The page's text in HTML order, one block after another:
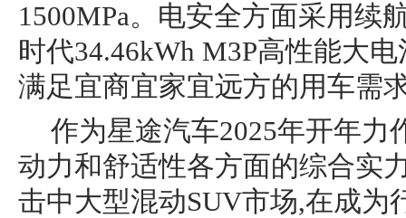
1500MPa。电安全方面采用续
时代34.46kWh M3P高性能大
满足宜商宜家宜远方的用车需
作为星途汽车2025年开年力
动力和舒适性各方面的综合实
击中大型混动SUV市场,在成为